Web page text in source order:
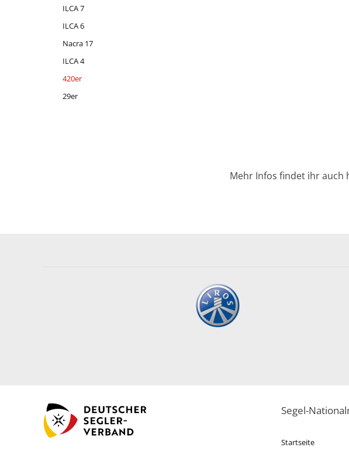
ILCA 7
ILCA 6
Nacra 17
ILCA 4
420er
29er
Mehr Infos findet ihr auch
Segel-
Startseite